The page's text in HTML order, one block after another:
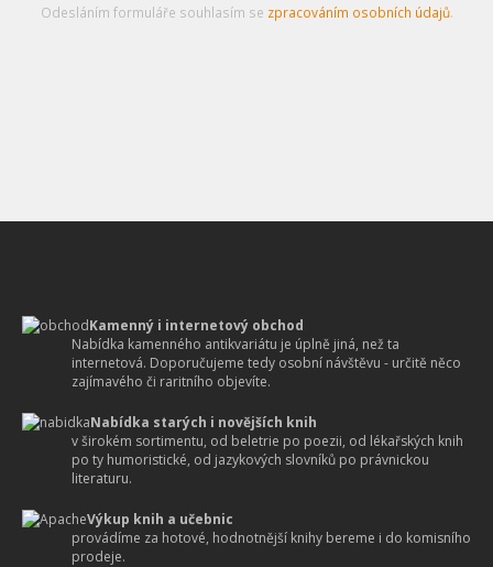
Odesláním formuláře souhlasím se zpracováním osobních údajů.
Kamenný i internetový obchod
Nabídka kamenného antikvariátu je úplně jiná, než ta
internetová. Doporučujeme tedy osobní návštěvu - určitě něco
zajímavého či raritního objevíte.
Nabídka starých i novějších knih
v širokém sortimentu, od beletrie po poezii, od lékařských knih
po ty humoristické, od jazykových slovníků po právnickou
literaturu.
Výkup knih a učebnic
provádíme za hotové, hodnotnější knihy bereme i do komisního
prodeje.